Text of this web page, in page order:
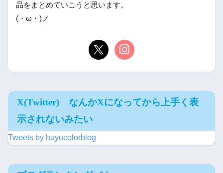
品をまとめていこうと思います。
(・ω・)ノ
X(Twitter) なんかXになってから上手く表
示されないみたい
Tweets by huyucolorblog